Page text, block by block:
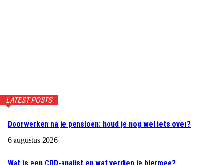
LATEST POSTS
Doorwerken na je pensioen: houd je nog wel iets over?
6 augustus 2026
Wat is een CDD-analist en wat verdien je hiermee?